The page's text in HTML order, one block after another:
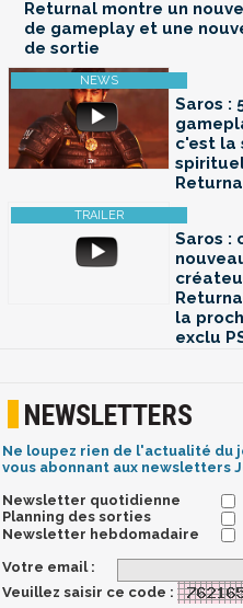
Returnal montre un
de gameplay et une
de sortie
Saros :
c'est la
Saros :
la
exclu
NEWSLETTERS
Ne loupez rien de l'actualité du
vous abonnant aux newsletters
Newsletter quotidienne
Planning des sorties
Newsletter hebdomadaire
Votre email :
Veuillez saisir ce code :